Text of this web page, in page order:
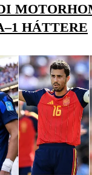
HÁTTERE